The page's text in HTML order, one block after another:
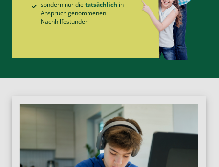
sondern nur die tatsächlich in
Anspruch genommenen
Nachhilfe­stunden